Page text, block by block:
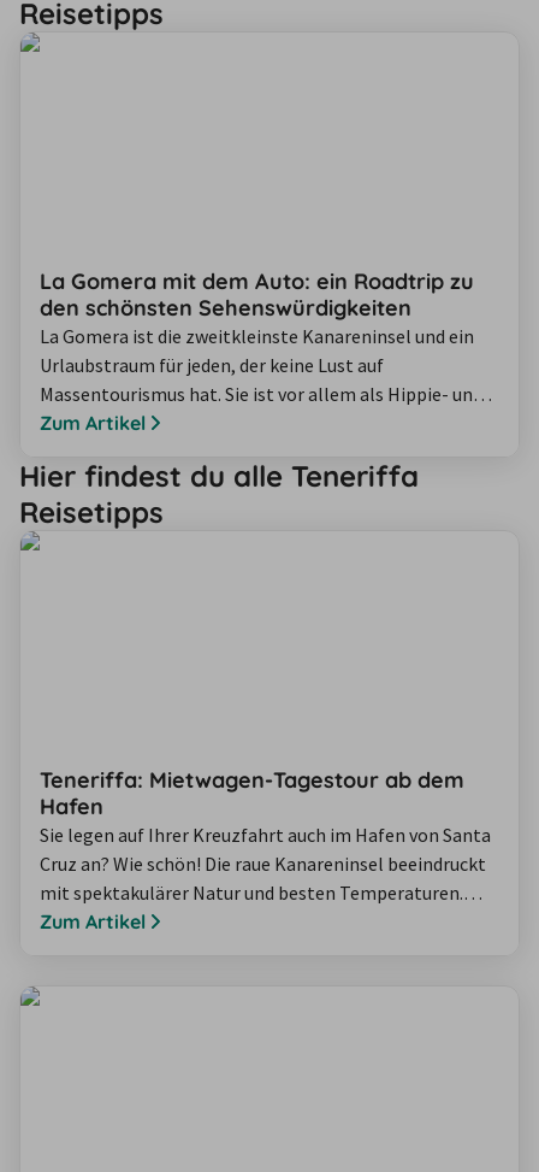
Küste die Seele baumeln lassen. Wir zeigen Ihnen die
Reisetipps
La Gomera mit dem Auto: ein Roadtrip zu
den schönsten Sehenswürdigkeiten
La Gomera ist die zweitkleinste Kanareninsel und ein
Urlaubstraum für jeden, der keine Lust auf
Massentourismus hat. Sie ist vor allem als Hippie- und
Aussteiger-Insel bekannt – und das zurecht. Hier
unsere Akkus einmal voll aufladen. Wir haben La
Gomera mit dem Auto erkundet, da viele der Ziele nur
Zum Artikel
Hier findest du alle Teneriffa
Reisetipps
Teneriffa: Mietwagen-Tagestour ab dem
Hafen
Sie legen auf Ihrer Kreuzfahrt auch im Hafen von Santa
Cruz an? Wie schön! Die raue Kanareninsel beeindruckt
mit spektakulärer Natur und besten Temperaturen.
Damit Sie während Ihres Landgangs ganz stressfrei
Zum Artikel